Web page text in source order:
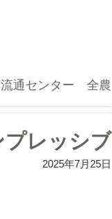
通センター 全農
プレッシブ
2025年7月25日